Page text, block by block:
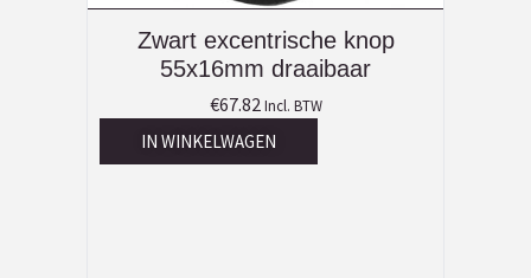
Zwart excentrische knop
55x16mm draaibaar
€67.82 Incl. BTW
IN WINKELWAGEN